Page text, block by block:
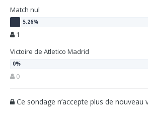
Match nul
1
Victoire de Atletico Madrid
0
Ce sondage n’accepte plus de nouveau